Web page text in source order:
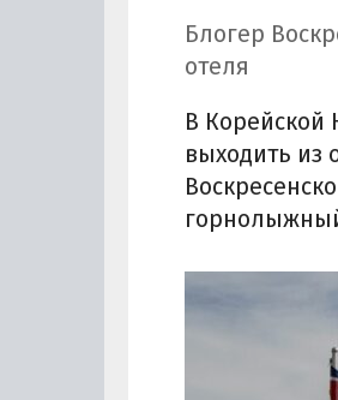
Блогер
отеля
В Корейской
выходить из